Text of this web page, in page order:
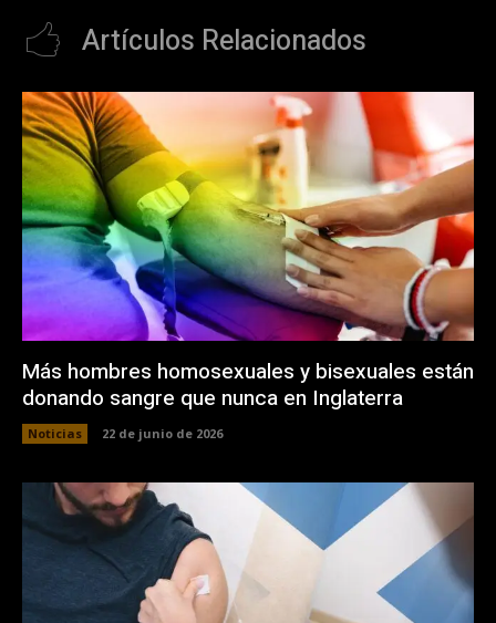
Artículos Relacionados
Más hombres homosexuales y bisexuales están
donando sangre que nunca en Inglaterra
Noticias 22 de junio de 2026